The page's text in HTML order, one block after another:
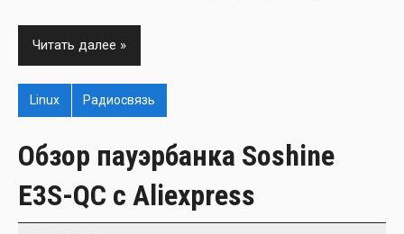
Читать далее
Linux Радиосвязь
Обзор пауэрбанка Soshine
E3S-QC c Aliexpress